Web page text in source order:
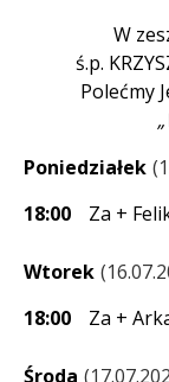
W
ś.p.
Polećmy
Poniedziałek
18:00
Za +
Wtorek
18:00
Za +
Środa